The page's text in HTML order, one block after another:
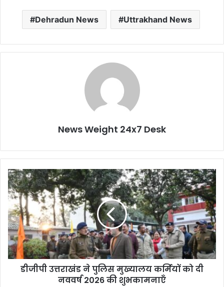
Dehradun News Uttrakhand News
News Weight 24x7 Desk
डी
जी
पी
त्त
रा
खं
ड
ने
डीजीपी उत्तराखंड ने पुलिस मुख्यालय कर्मियों को दी
नववर्ष 2026 की शुभकामनाएँ